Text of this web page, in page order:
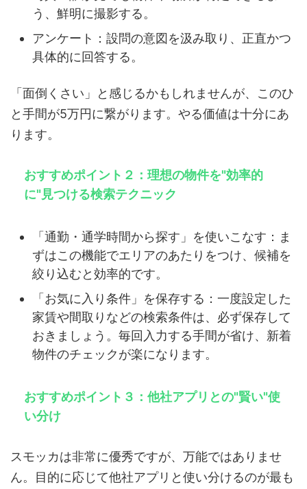
う、鮮明に撮影する。
アンケート：設問の意図を汲み取り、正直かつ
具体的に回答する。
「面倒くさい」と感じるかもしれませんが、このひ
と手間が5万円に繋がります。やる価値は十分にあ
ります。
おすすめポイント２：理想の物件を"効率的
に"見つける検索テクニック
「通勤・通学時間から探す」を使いこなす：ま
ずはこの機能でエリアのあたりをつけ、候補を
絞り込むと効率的です。
「お気に入り条件」を保存する：一度設定した
家賃や間取りなどの検索条件は、必ず保存して
おきましょう。毎回入力する手間が省け、新着
物件のチェックが楽になります。
おすすめポイント３：他社アプリとの"賢い"使
い分け
スモッカは非常に優秀ですが、万能ではありませ
ん。目的に応じて他社アプリと使い分けるのが最も